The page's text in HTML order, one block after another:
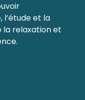
l’étude et la
la relaxation et